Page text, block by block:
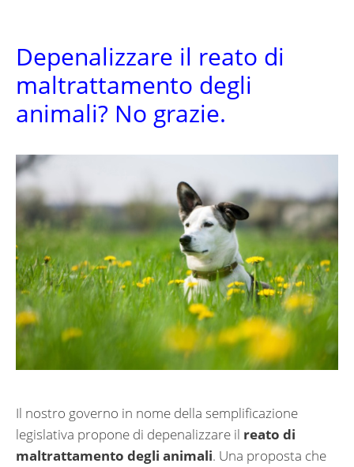
Depenalizzare il reato di
maltrattamento degli
animali? No grazie.
Il nostro governo in nome della semplificazione
legislativa propone di depenalizzare il reato di
maltrattamento degli animali. Una proposta che